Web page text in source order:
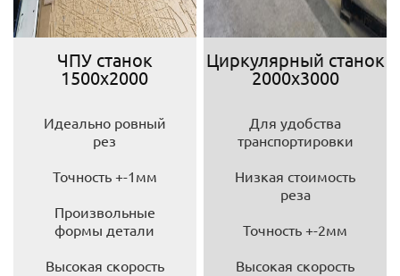
ЧПУ станок
1500х2000
Идеально ровный
рез
Точность +-1мм
Произвольные
формы детали
Высокая скорость
Циркулярный станок
2000х3000
Для удобства
транспортировки
Низкая стоимость
реза
Точность +-2мм
Высокая скорость